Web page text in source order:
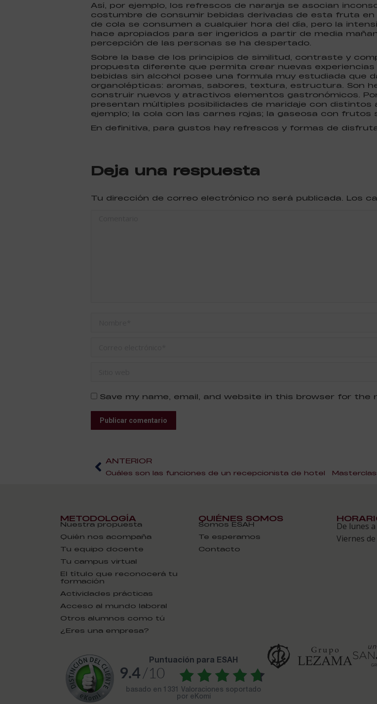
Así, por ejemplo, los refrescos de naranja se asocian
costumbre de consumir bebidas derivadas de esta fruta
de cola se consumen a cualquier hora del día, pero la
hace apropiados para ser ingeridos a partir de media
percepción de las personas se ha despertado.
Sobre la base de los principios de similitud, contraste y
propuesta diferente que permita crear nuevas
bebidas sin alcohol posee una formula muy estudiada que
organolépticas: aromas, sabores, textura, estructura. Son
construir nuevos y atractivos elementos gastronómicos.
presentan múltiples posibilidades de maridaje con distintos
ejemplo; la cola con las carnes rojas; la gaseosa con frutos
En definitiva, para gustos hay refrescos y formas de
Deja una respuesta
Tu dirección de correo electrónico no será publicada. Los
Save my name, email, and website in this browser for the
Publicar comentario
ANTERIOR
Cuáles son las funciones de un recepcionista de hotel
METODOLOGÍA
Nuestra propuesta
Quién nos acompaña
Tu equipo docente
Tu campus virtual
El título que reconocerá tu
formación
Actividades prácticas
Acceso al mundo laboral
Otros alumnos como tú
¿Eres una empresa?
QUIÉNES SOMOS
Somos ESAH
Te esperamos
Contacto
De lunes
Viernes de
puntuación para ESAH
9.4/10
basado en 1331 Valoraciones soportado
por eKomi